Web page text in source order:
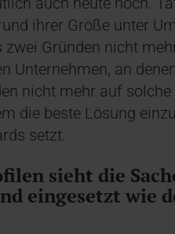
ihrer Größe unter
Gründen nicht
Unternehmen, an
nicht mehr auf
die beste Lösung
setzt.
sieht die
eingesetzt wie